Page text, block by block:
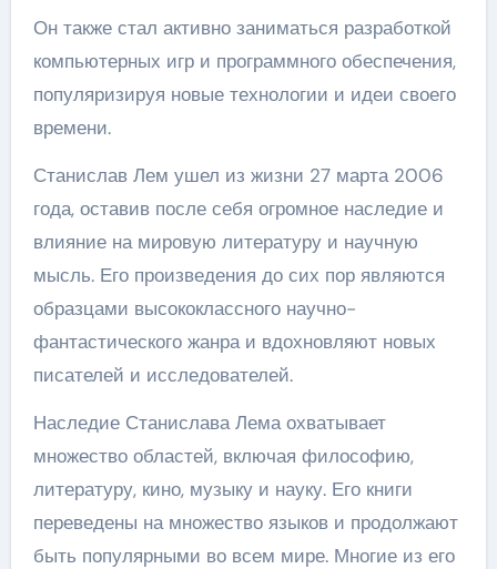
Он также стал активно заниматься разработкой
компьютерных игр и программного обеспечения,
популяризируя новые технологии и идеи своего
времени.
Станислав Лем ушел из жизни 27 марта 2006
года, оставив после себя огромное наследие и
влияние на мировую литературу и научную
мысль. Его произведения до сих пор являются
образцами высококлассного научно-
фантастического жанра и вдохновляют новых
писателей и исследователей.
Наследие Станислава Лема охватывает
множество областей, включая философию,
литературу, кино, музыку и науку. Его книги
переведены на множество языков и продолжают
быть популярными во всем мире. Многие из его